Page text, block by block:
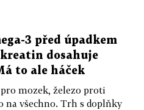
3 před úpadkem
dosahuje
to ale háček
mozek, železo proti
na všechno. Trh s doplňky